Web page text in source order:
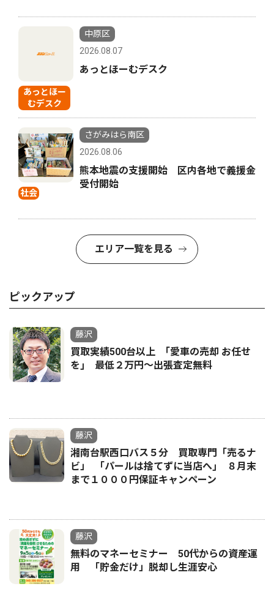
あっとほー
むデスク
中原区
2026.08.07
あっとほーむデスク
社会
さがみはら南区
2026.08.06
熊本地震の支援開始 区内各地で義援金
受付開始
エリア一覧を見る
ピックアップ
藤沢
買取実績500台以上 ｢愛車の売却 お任せ
を｣ 最低２万円〜出張査定無料
藤沢
湘南台駅西口バス５分 買取専門「売るナ
ビ」 ｢パールは捨てずに当店へ｣ ８月末
まで１０００円保証キャンペーン
藤沢
無料のマネーセミナー 50代からの資産運
用 「貯金だけ」脱却し生涯安心